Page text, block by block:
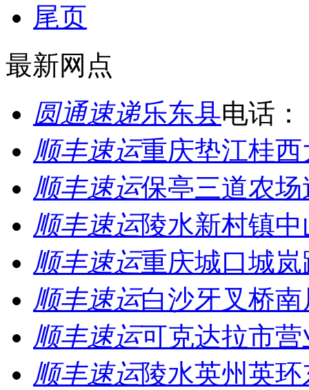
尾页
最新网点
圆通速递乐东县电话：
顺丰速运重庆垫江桂
顺丰速运保亭三道农
顺丰速运陵水新村镇
顺丰速运重庆城口城
顺丰速运白沙牙叉桥
顺丰速运可克达拉市营
顺丰速运陵水英州英